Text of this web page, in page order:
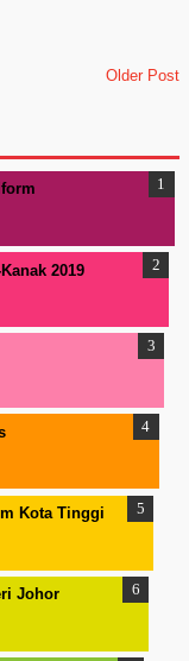
Older Post
2019
Kota Tinggi
Johor